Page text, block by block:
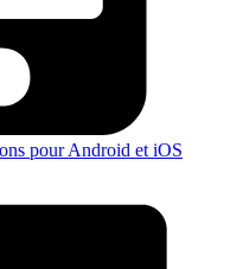
pour Android et iOS